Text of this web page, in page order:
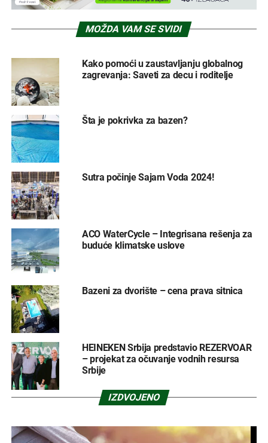
MOŽDA VAM SE SVIDI
Kako pomoći u zaustavljanju globalnog
zagrevanja: Saveti za decu i roditelje
Šta je pokrivka za bazen?
Sutra počinje Sajam Voda 2024!
ACO WaterCycle – Integrisana rešenja za
buduće klimatske uslove
Bazeni za dvorište – cena prava sitnica
HEINEKEN Srbija predstavio REZERVOAR
– projekat za očuvanje vodnih resursa
Srbije
IZDVOJENO